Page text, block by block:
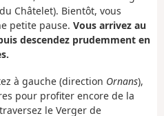
Châtelet). Bientôt, vous
petite pause. Vous arrivez au
descendez prudemment en
à gauche (direction Ornans),
pour profiter encore de la
le Verger de